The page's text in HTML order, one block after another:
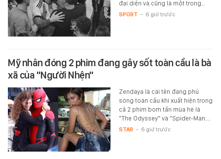
đại diện và cũng là một trong…
SPORT - 6 giờ trước
Mỹ nhân đóng 2 phim đang gây sốt toàn cầu là bà
xã của "Người Nhện"
Zendaya là cái tên đang phủ
sóng toàn cầu khi xuất hiện trong
cả 2 phim bom tấn mùa hè là
"The Odyssey" và "Spider-Man:…
STAR - 6 giờ trước